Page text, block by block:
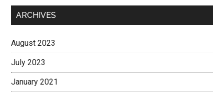
ARCHIVES
August 2023
July 2023
January 2021